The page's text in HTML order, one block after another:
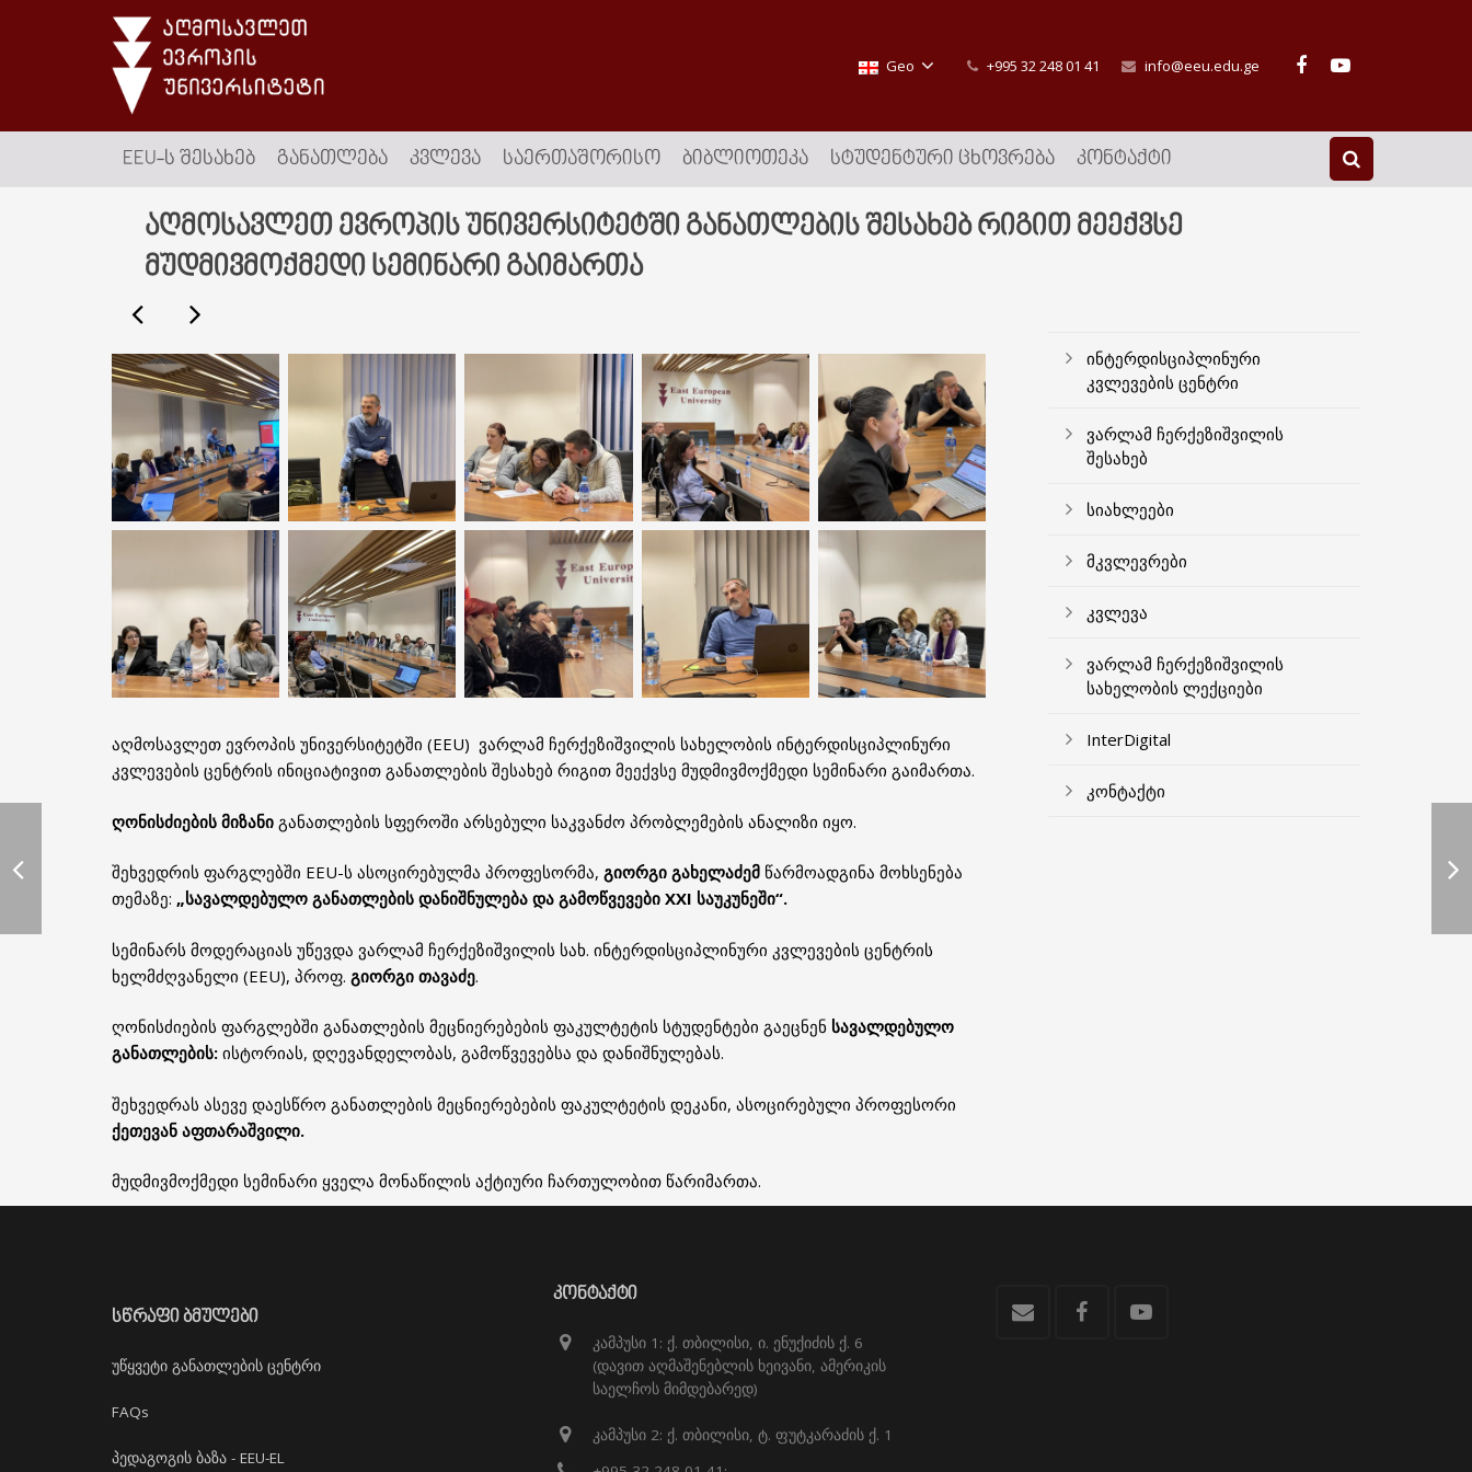
Geo +995 32 248 01 41 info@eeu.edu.ge
EEU-Ს ᲨᲔᲡᲐᲮᲔᲑ ᲒᲐᲜᲐᲗᲚᲔᲑᲐ ᲙᲕᲚᲔᲕᲐ ᲡᲐᲔᲠᲗᲐᲨᲝᲠᲘᲡᲝ ᲑᲘᲑᲚᲘᲝᲗᲔᲙᲐ ᲡᲢᲣᲓᲔᲜᲢᲣᲠᲘ ᲪᲮᲝᲕᲠᲔᲑᲐ ᲙᲝᲜᲢᲐᲥᲢᲘ
აღმოსავლეთ ევროპის უნივერსიტეტში განათლების შესახებ რიგით მეექვსე
მუდმივმოქმედი სემინარი გაიმართა
აღმოსავლეთ ევროპის უნივერსიტეტში (EEU) ვარლამ ჩერქეზიშვილის სახელობის ინტერდისციპლინური
კვლევების ცენტრის ინიციატივით განათლების შესახებ რიგით მეექვსე მუდმივმოქმედი სემინარი გაიმართა.
ღონისძიების მიზანი განათლების სფეროში არსებული საკვანძო პრობლემების ანალიზი იყო.
შეხვედრის ფარგლებში EEU-ს ასოცირებულმა პროფესორმა, გიორგი გახელაძემ წარმოადგინა მოხსენება
თემაზე: „სავალდებულო განათლების დანიშნულება და გამოწვევები XXI საუკუნეში“.
სემინარს მოდერაციას უწევდა ვარლამ ჩერქეზიშვილის სახ. ინტერდისციპლინური კვლევების ცენტრის
ხელმძღვანელი (EEU), პროფ. გიორგი თავაძე.
ღონისძიების ფარგლებში განათლების მეცნიერებების ფაკულტეტის სტუდენტები გაეცნენ სავალდებულო
განათლების: ისტორიას, დღევანდელობას, გამოწვევებსა და დანიშნულებას.
შეხვედრას ასევე დაესწრო განათლების მეცნიერებების ფაკულტეტის დეკანი, ასოცირებული პროფესორი
ქეთევან აფთარაშვილი.
მუდმივმოქმედი სემინარი ყველა მონაწილის აქტიური ჩართულობით წარიმართა.
ინტერდისციპლინური
კვლევების ცენტრი
ვარლამ ჩერქეზიშვილის
შესახებ
სიახლეები
მკვლევრები
კვლევა
ვარლამ ჩერქეზიშვილის
სახელობის ლექციები
InterDigital
კონტაქტი
ᲡᲬᲠᲐᲤᲘ ᲑᲛᲣᲚᲔᲑᲘ
უწყვეტი განათლების ცენტრი
FAQs
პედაგოგის ბაზა - EEU-EL
ᲙᲝᲜᲢᲐᲥᲢᲘ
კამპუსი 1: ქ. თბილისი, ი. ენუქიძის ქ. 6
(დავით აღმაშენებლის ხეივანი, ამერიკის
საელჩოს მიმდებარედ)
კამპუსი 2: ქ. თბილისი, ტ. ფუტკარაძის ქ. 1